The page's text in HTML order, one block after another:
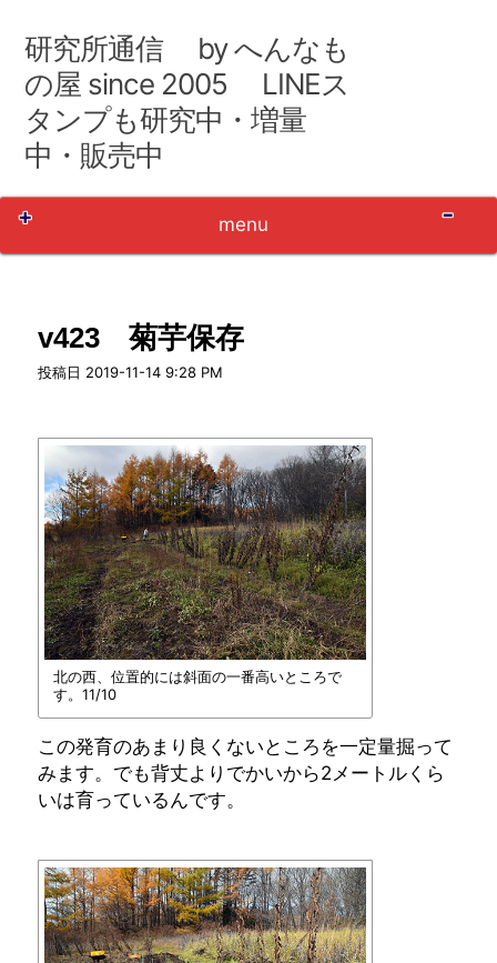
テ
ン
ツ
へ
研究所通信 by へんなも
の屋 since 2005 LINEス
タンプも研究中・増量
中・販売中
menu
v423 菊芋保存
投稿日 2019-11-14 9:28 PM
北の西、位置的には斜面の一番高いところで
す。11/10
この発育のあまり良くないところを一定量掘って
みます。でも背丈よりでかいから2メートルくら
いは育っているんです。